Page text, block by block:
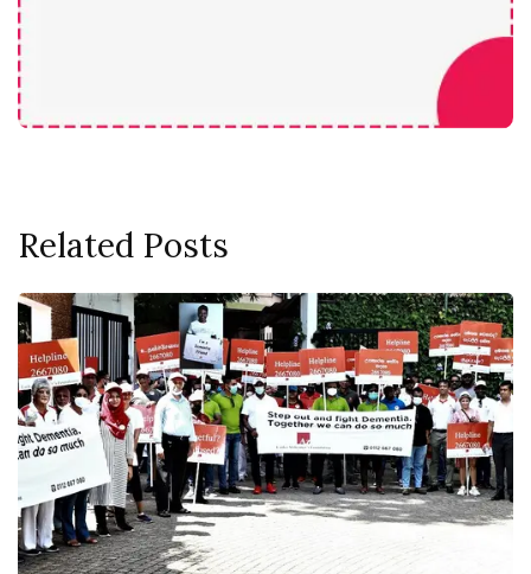
Related Posts